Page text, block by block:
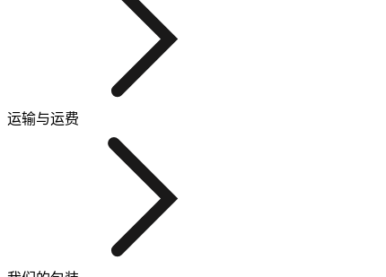
运输与运费